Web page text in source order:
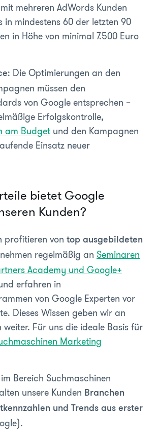
mehreren AdWords Kunden
in mindestens 60 der letzten 90
in Höhe von minimal 7.500 Euro
: Die Optimierungen an den
müssen den
von Google entsprechen –
Erfolgskontrolle,
am Budget und den Kampagnen
Einsatz neuer
bietet Google
Kunden?
profitieren von top ausgebildeten
regelmäßig an Seminaren
Academy und Google+
erfahren in
von Google Experten vor
Dieses Wissen geben wir an
weiter. Für uns die ideale Basis für
Marketing
Bereich Suchmaschinen
unsere Kunden Branchen
und Trends aus erster